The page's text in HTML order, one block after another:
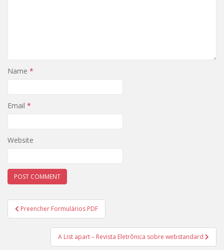
Name *
Email *
Website
Post
navigation
Preencher Formulários PDF
A List apart – Revista Eletrônica sobre webstandard